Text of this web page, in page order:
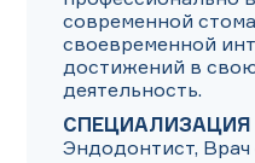
современной
своевременной
достижений в
деятельность.
СПЕЦИАЛИЗАЦИЯ
Эндодонтист, Врач